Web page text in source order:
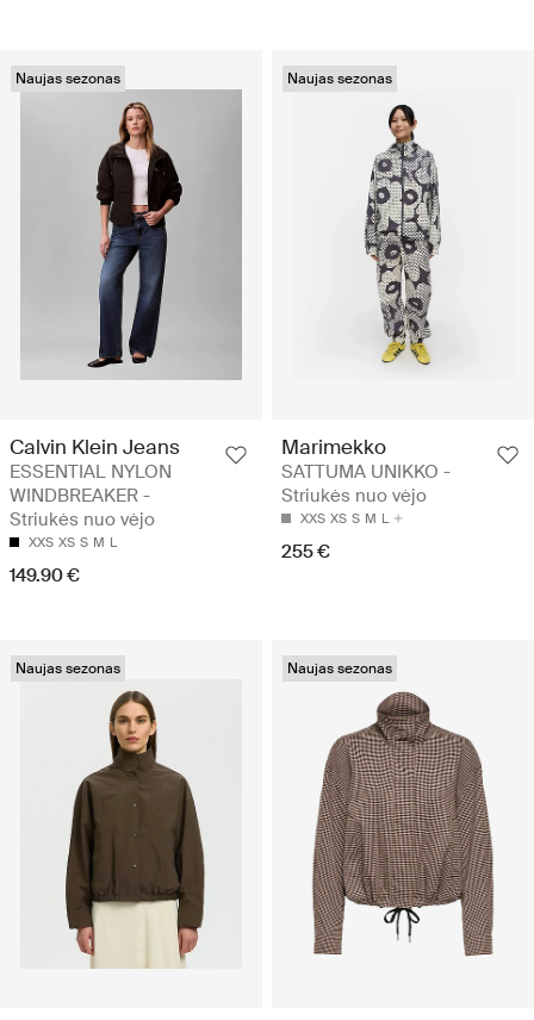
Naujas sezonas
Calvin Klein Jeans
ESSENTIAL NYLON
WINDBREAKER -
Striukės nuo vėjo
XXS XS S M L
149.90 €
Naujas sezonas
Marimekko
SATTUMA UNIKKO -
Striukės nuo vėjo
XXS XS S M L
255 €
Naujas sezonas Naujas sezonas